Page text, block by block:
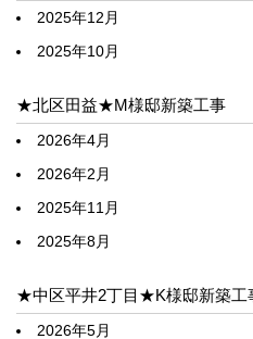
2025年12月
2025年10月
★北区田益★M様邸新築工事
2026年4月
2026年2月
2025年11月
2025年8月
★中区平井2丁目★K様邸新築工
2026年5月